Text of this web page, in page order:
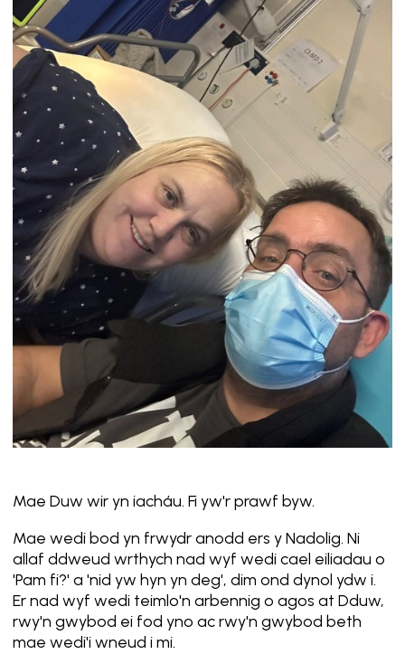
Mae Duw wir yn iacháu. Fi yw'r prawf byw.
Mae wedi bod yn frwydr anodd ers y Nadolig. Ni
allaf ddweud wrthych nad wyf wedi cael eiliadau o
'Pam fi?' a 'nid yw hyn yn deg', dim ond dynol ydw i.
Er nad wyf wedi teimlo'n arbennig o agos at Dduw,
rwy'n gwybod ei fod yno ac rwy'n gwybod beth
mae wedi'i wneud i mi.